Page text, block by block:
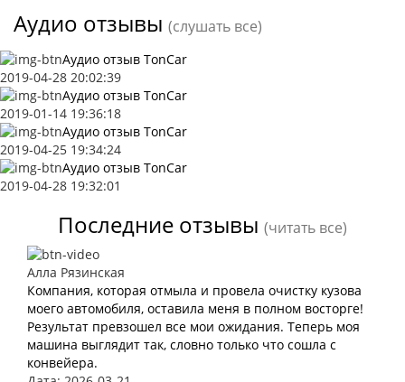
Аудио отзывы (слушать все)
Аудио отзыв TonCar
2019-04-28 20:02:39
Аудио отзыв TonCar
2019-01-14 19:36:18
Аудио отзыв TonCar
2019-04-25 19:34:24
Аудио отзыв TonCar
2019-04-28 19:32:01
Последние отзывы (читать все)
Алла Рязинская
Компания, которая отмыла и провела очистку кузова
моего автомобиля, оставила меня в полном восторге!
Результат превзошел все мои ожидания. Теперь моя
машина выглядит так, словно только что сошла с
конвейера.